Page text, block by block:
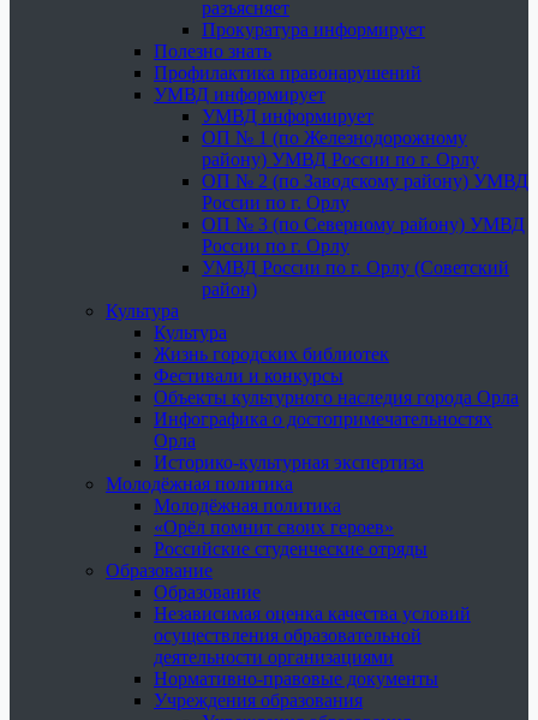
разъясняет
Прокуратура информирует
Полезно знать
Профилактика правонарушений
УМВД информирует
УМВД информирует
ОП № 1 (по Железнодорожному
району) УМВД России по г. Орлу
ОП № 2 (по Заводскому району) УМВД
России по г. Орлу
ОП № 3 (по Северному району) УМВД
России по г. Орлу
УМВД России по г. Орлу (Советский
район)
Культура
Культура
Жизнь городских библиотек
Фестивали и конкурсы
Объекты культурного наследия города Орла
Инфографика о достопримечательностях
Орла
Историко-культурная экспертиза
Молодёжная политика
Молодёжная политика
«Орёл помнит своих героев»
Российские студенческие отряды
Образование
Образование
Независимая оценка качества условий
осуществления образовательной
деятельности организациями
Нормативно-правовые документы
Учреждения образования